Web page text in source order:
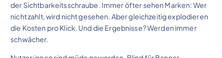
der Sichtbarkeitsschraube. Immer öfter sehen Marken: Wer
nicht zahlt, wird nicht gesehen. Aber gleichzeitig explodieren
die Kosten pro Klick. Und die Ergebnisse? Werden immer
schwächer.